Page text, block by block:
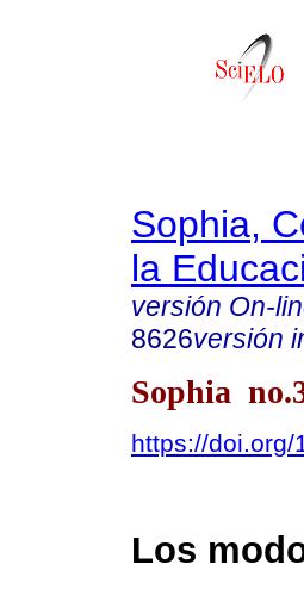
Sophia,
la
versión On-
8626versión
Sophia
https://doi.org/
Los